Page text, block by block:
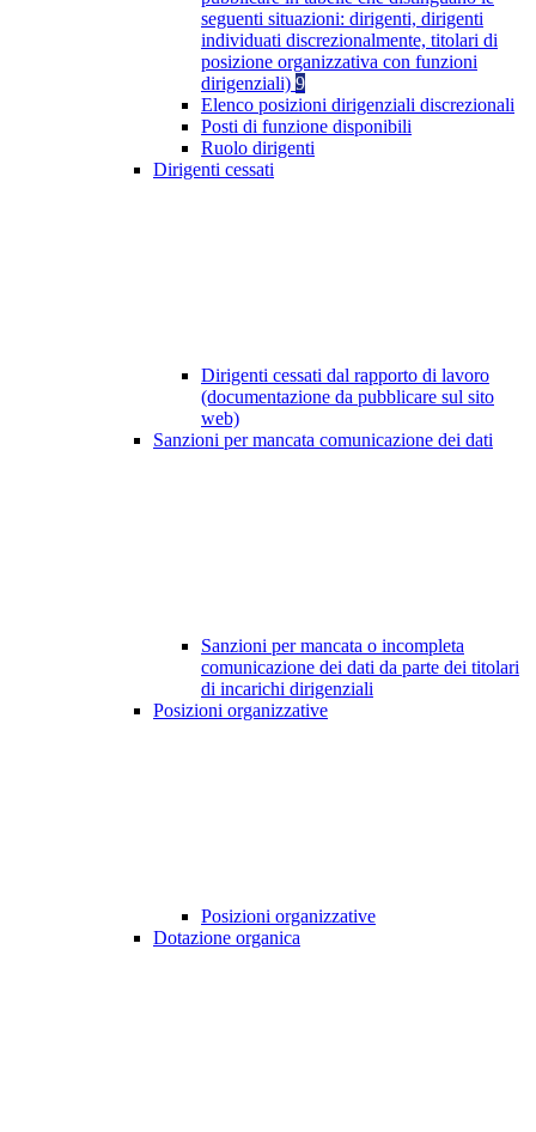
seguenti situazioni: dirigenti, dirigenti
individuati discrezionalmente, titolari di
posizione organizzativa con funzioni
dirigenziali) 9
Elenco posizioni dirigenziali discrezionali
Posti di funzione disponibili
Ruolo dirigenti
Dirigenti cessati
Dirigenti cessati dal rapporto di lavoro
(documentazione da pubblicare sul sito
web)
Sanzioni per mancata comunicazione dei dati
Sanzioni per mancata o incompleta
comunicazione dei dati da parte dei titolari
di incarichi dirigenziali
Posizioni organizzative
Posizioni organizzative
Dotazione organica